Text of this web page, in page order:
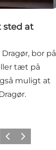
sted at
bor på
tæt på
muligt at
Forrige billede
Næste billede